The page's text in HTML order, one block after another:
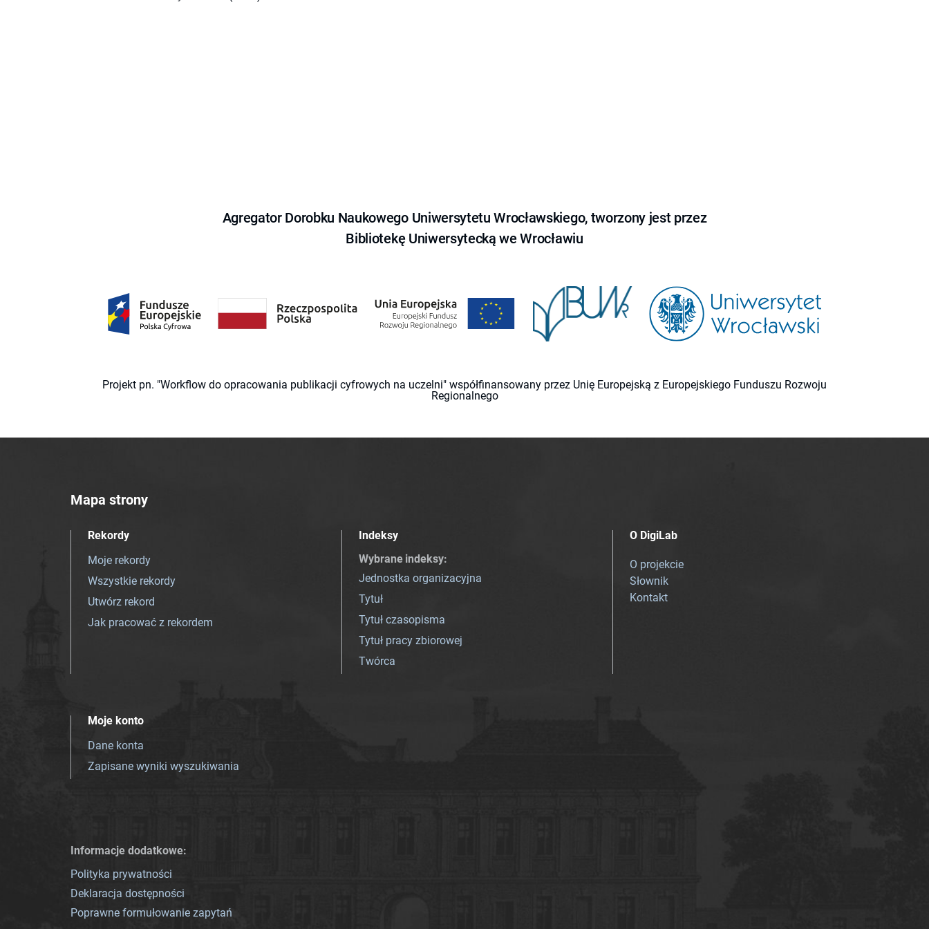
Agregator Dorobku Naukowego Uniwersytetu Wrocławskiego, tworzony jest przez
Bibliotekę Uniwersytecką we Wrocławiu
Projekt pn. "Workflow do opracowania publikacji cyfrowych na uczelni" współfinansowany przez Unię Europejską z Europejskiego Funduszu Rozwoju
Regionalnego
Mapa strony
Rekordy
Moje rekordy
Wszystkie rekordy
Utwórz rekord
Jak pracować z rekordem
Indeksy
Wybrane indeksy:
Jednostka organizacyjna
Tytuł
Tytuł czasopisma
Tytuł pracy zbiorowej
Twórca
O DigiLab
O projekcie
Słownik
Kontakt
Moje konto
Dane konta
Zapisane wyniki wyszukiwania
Informacje dodatkowe:
Polityka prywatności
Deklaracja dostępności
Poprawne formułowanie zapytań